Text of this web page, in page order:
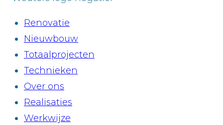
Renovatie
Nieuwbouw
Totaalprojecten
Technieken
Over ons
Realisaties
Werkwijze